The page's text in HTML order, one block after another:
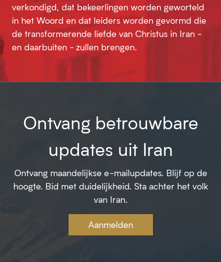
verkondigd, dat bekeerlingen worden geworteld
in het Woord en dat leiders worden gevormd die
de transformerende liefde van Christus in Iran -
en daarbuiten - zullen brengen.
Ontvang betrouwbare
updates uit Iran
Ontvang maandelijkse e-mailupdates. Blijf op de
hoogte. Bid met duidelijkheid. Sta achter het volk
van Iran.
Aanmelden